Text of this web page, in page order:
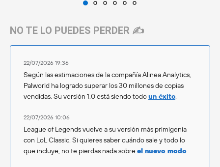
NO TE LO PUEDES PERDER ✍️
22/07/2026 19:36
Según las estimaciones de la compañía Alinea Analytics,
Palworld ha logrado superar los 30 millones de copias
vendidas. Su versión 1.0 está siendo todoun éxito.
22/07/2026 10:06
League of Legends vuelve a su versión más primigenia
con LoL Classic. Si quieres saber cuándo sale y todo lo
que incluye, no te pierdas nada sobreel nuevo modo.